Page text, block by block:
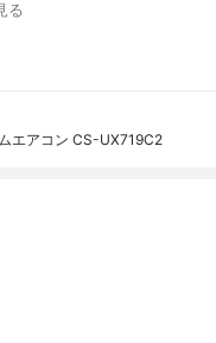
る
エアコン CS-UX719C2